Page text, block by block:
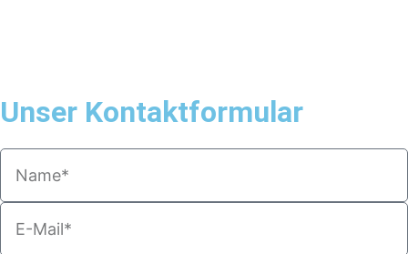
Unser Kontakt­formular
Name
Mail